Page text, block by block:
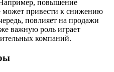
повышение
может привести к снижению
повлияет на продажи
важную роль играет
компаний.